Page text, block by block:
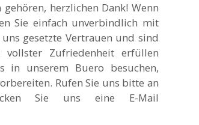
herzlichen Dank! Wenn
Sie einfach unverbindlich mit
gesetzte Vertrauen und sind
Zufriedenheit erfüllen
in unserem Buero besuchen,
Rufen Sie uns bitte an
Sie uns eine E-Mail